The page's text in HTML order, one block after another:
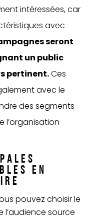
intéressées, car
avec
seront
un public
pertinent.Ces
avec le
des segments
l’organisation
EN
pouvez choisir le
l’audience source